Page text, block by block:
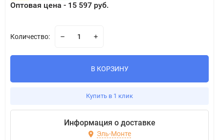
Оптовая цена - 15 597 руб.
Количество:
В КОРЗИНУ
Купить в 1 клик
Информация о доставке
Эль-Монте